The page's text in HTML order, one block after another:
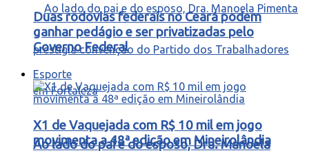
Ao lado do pai e do esposo, Dra. Manoela
Duas rodovias federais no Ceará podem
ganhar pedágio e ser privatizadas pelo
Governo Federal
Esporte
X1 de Vaquejada com R$ 10 mil em jogo
movimenta a 48ª edição em Mineirolândia